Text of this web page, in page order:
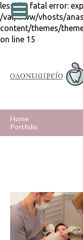
lessphp fatal error:
/var/www/vhosts/
content/themes/
on line 15
Home
Portfolio